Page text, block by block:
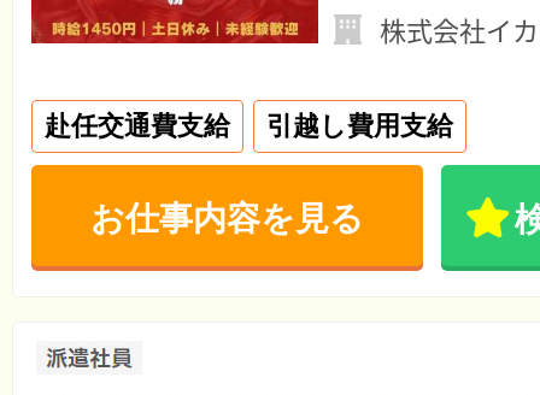
株式会社イ
赴任交通費支給 引越し費用支給
お仕事内容を見る